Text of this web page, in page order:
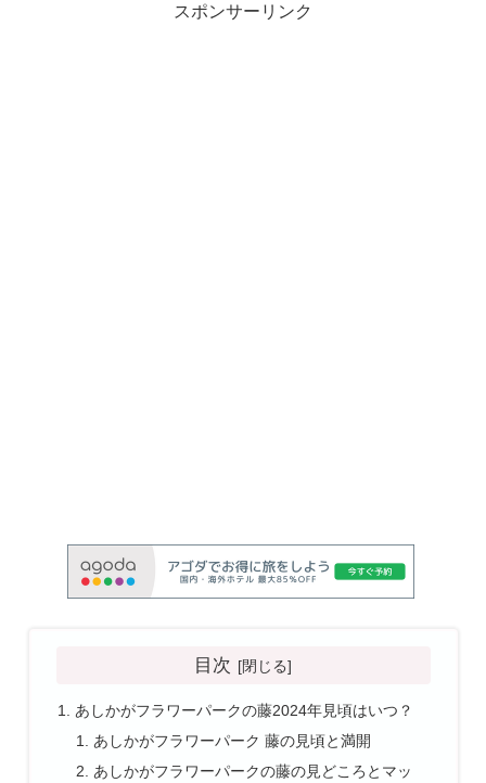
スポンサーリンク
目次
あしかがフラワーパークの藤2024年見頃はいつ？
あしかがフラワーパーク 藤の見頃と満開
あしかがフラワーパークの藤の見どころとマッ